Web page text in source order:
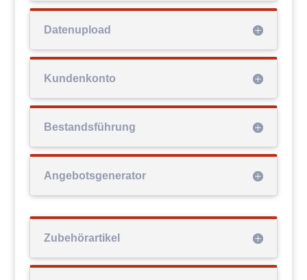
Datenupload
Kundenkonto
Bestandsführung
Angebotsgenerator
Zubehörartikel